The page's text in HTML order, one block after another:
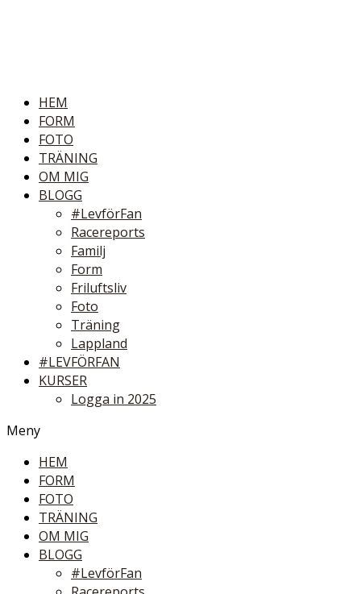
HEM
FORM
FOTO
TRÄNING
OM MIG
BLOGG
#LevförFan
Racereports
Familj
Form
Friluftsliv
Foto
Träning
Lappland
#LEVFÖRFAN
KURSER
Logga in 2025
Meny
HEM
FORM
FOTO
TRÄNING
OM MIG
BLOGG
#LevförFan